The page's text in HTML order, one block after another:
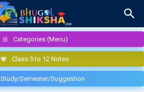
Categories (Menu)
Class 5 to 12 Notes
Study/Semester/Suggestion